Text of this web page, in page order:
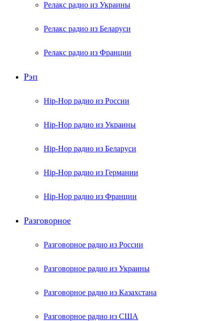
Релакс радио из Украины
Релакс радио из Беларуси
Релакс радио из Франции
Рэп
Hip-Hop радио из России
Hip-Hop радио из Украины
Hip-Hop радио из Беларуси
Hip-Hop радио из Германии
Hip-Hop радио из Франции
Разговорное
Разговорное радио из России
Разговорное радио из Украины
Разговорное радио из Казахстана
Разговорное радио из США